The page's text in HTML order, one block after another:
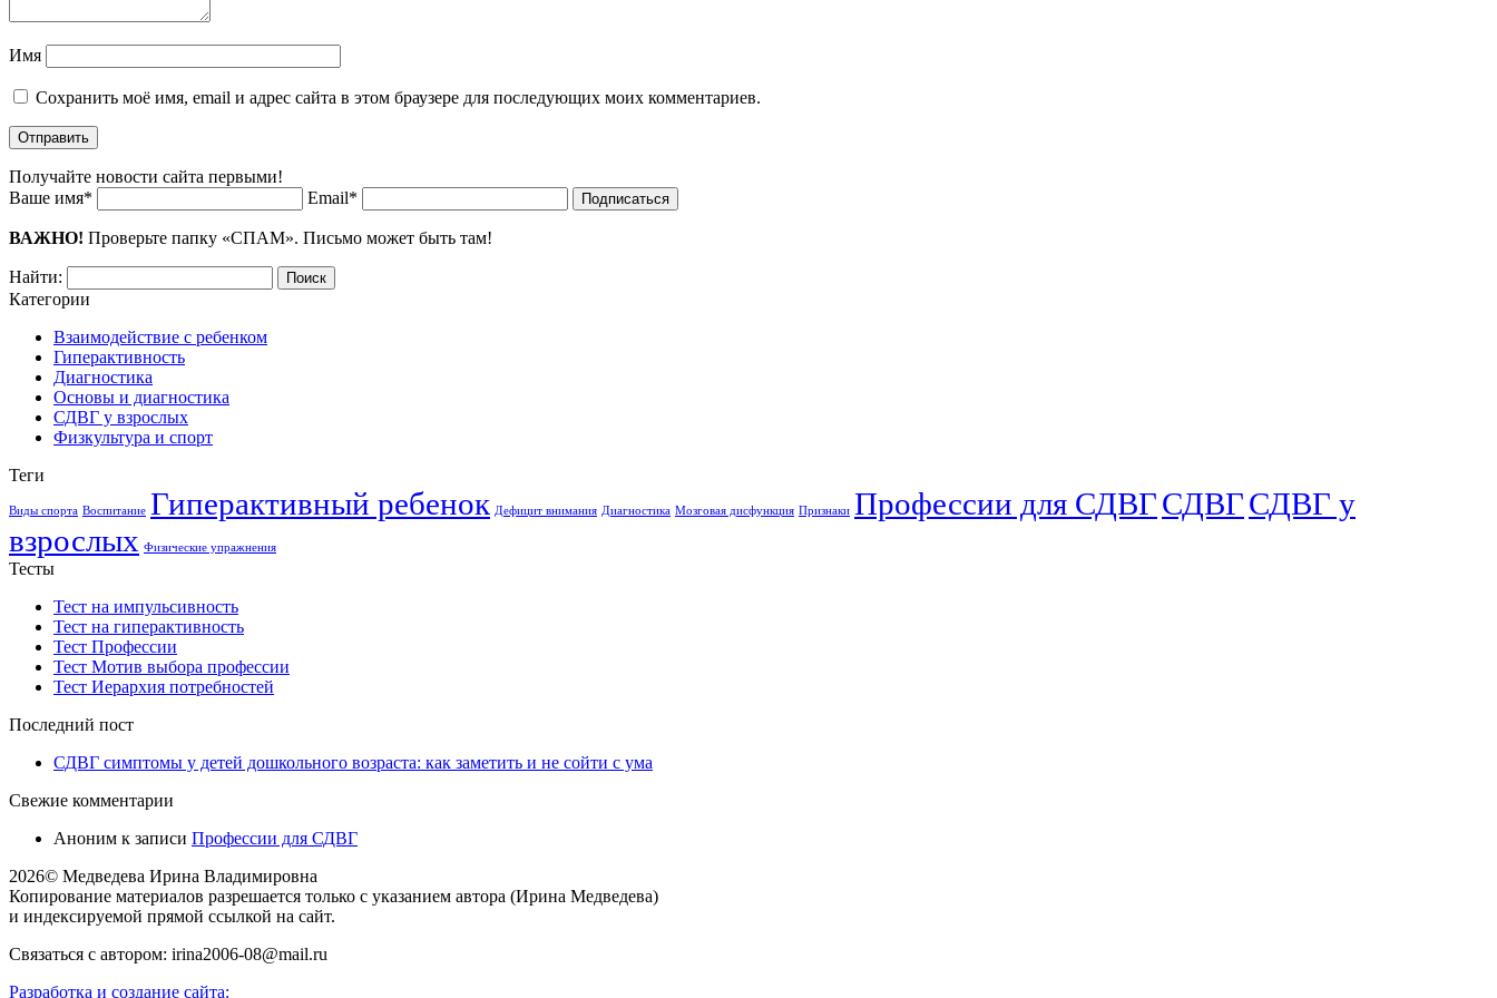
Имя
Сохранить моё имя, email и адрес сайта в этом браузере для последующих моих комментариев.
Получайте новости сайта первыми!
Ваше имя*
Email* Подписаться
ВАЖНО! Проверьте папку «СПАМ». Письмо может быть там!
Найти:
Категории
Взаимодействие с ребенком
Гиперактивность
Диагностика
Основы и диагностика
СДВГ у взрослых
Физкультура и спорт
Теги
Виды спорта Воспитание Гиперактивный ребенок Дефицит внимания Диагностика Мозговая дисфункция Признаки Профессии для СДВГСДВГСДВГ у
взрослых Физические упражнения
Тесты
Тест на импульсивность
Тест на гиперактивность
Тест Профессии
Тест Мотив выбора профессии
Тест Иерархия потребностей
Последний пост
СДВГ симптомы у детей дошкольного возраста: как заметить и не сойти с ума
Свежие комментарии
Аноним к записи Профессии для СДВГ
2026© Медведева Ирина Владимировна
Копирование материалов разрешается только с указанием автора (Ирина Медведева)
и индексируемой прямой ссылкой на сайт.
Связаться с автором: irina2006-08@mail.ru
Разработка и создание сайта: